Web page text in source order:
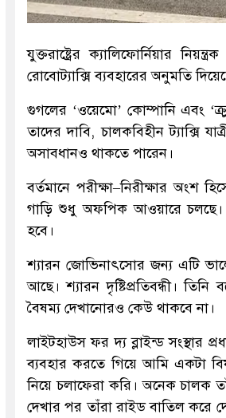
যুক্তরাষ্ট্রের ক্যালিফোর্নিয়ার
রোবোট্যাক্সি ব্যবহারের অনুমতি
গুগলের ‘ওয়েমো’ কোম্পানি এবং
তাদের দাবি, চালকবিহীন ট্যাক্সি
অসাবধানও থাকতে পারেন।
বর্তমানে পরীক্ষা–নিরীক্ষার অংশ
গাড়ি শুধু অফপিক আওয়ারে চলছে।
হবে।
শ্যারন জোভিনাৎসোর জন্য এটি
আছে। শ্যারন দৃষ্টিপ্রতিবন্ধী।
বৈষম্য দেখানোরও কেউ থাকবে না।
লাইটহাউস ফর দ্য ব্লাইন্ড সংস্থার
ব্যবহার করতে গিয়ে আমি একটা
নিয়ে চলাফেরা করি। অনেক চালক
দেখার পর তাঁরা রাইড বাতিল করে